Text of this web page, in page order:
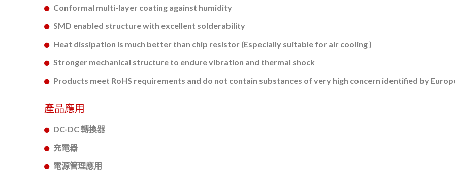
Conformal multi-layer coating against humidity
SMD enabled structure with excellent solderability
Heat dissipation is much better than chip resistor (Especially suitable for air cooling )
Stronger mechanical structure to endure vibration and thermal shock
Products meet RoHS requirements and do not contain substances of very high concern identified by
產品應用
DC-DC 轉換器
充電器
電源管理應用